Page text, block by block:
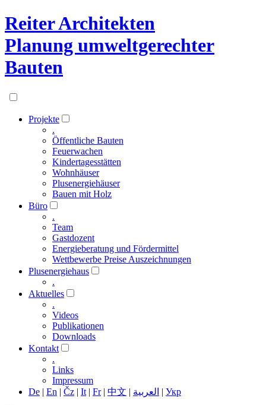
Reiter Architekten
Planung umweltgerechter
Bauten
Projekte
.
Öffentliche Bauten
Feuerwachen
Kindertagesstätten
Wohnhäuser
Plusenergiehäuser
Bauen mit Holz
Büro
.
Team
Gastdozent
Energieberatung und Fördermittel
Wettbewerbe Preise Auszeichnungen
Plusenergiehaus
.
Aktuelles
.
Videos
Publikationen
Downloads
Kontakt
.
Links
Impressum
De | En | Čz | It | Fr| 中文 | العربية | Укр